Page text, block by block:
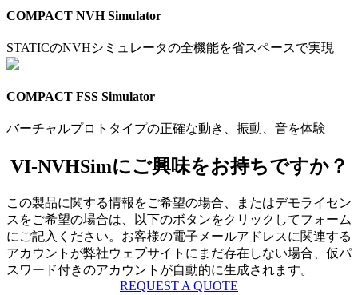
COMPACT NVH Simulator
STATICのNVHシミュレータの全機能を省スペースで実現
COMPACT FSS Simulator
バーチャルプロトタイプの正確な動き、振動、音を体験
VI-NVHSimにご興味をお持ちですか？
この製品に関する情報をご希望の場合、またはデモライセン
スをご希望の場合は、以下のボタンをクリックしてフォーム
にご記入ください。お客様の電子メールアドレスに関連する
アカウントが弊社ウェブサイトにまだ存在しない場合、仮パ
スワード付きのアカウントが自動的に生成されます。
REQUEST A QUOTE